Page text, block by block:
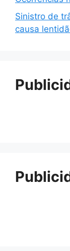
Sinistro de
causa